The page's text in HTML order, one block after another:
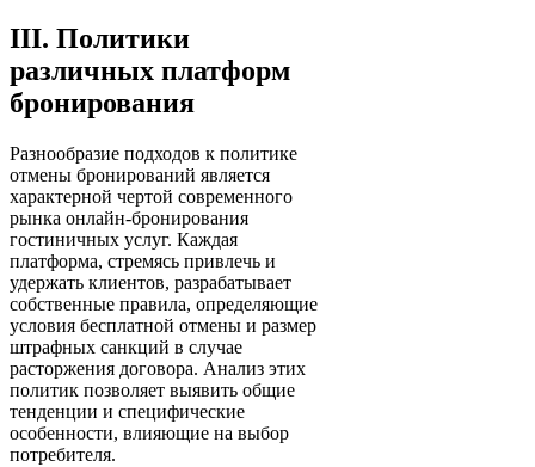
III. Политики
различных платформ
бронирования
Разнообразие подходов к политике
отмены бронирований является
характерной чертой современного
рынка онлайн-бронирования
гостиничных услуг. Каждая
платформа, стремясь привлечь и
удержать клиентов, разрабатывает
собственные правила, определяющие
условия бесплатной отмены и размер
штрафных санкций в случае
расторжения договора. Анализ этих
политик позволяет выявить общие
тенденции и специфические
особенности, влияющие на выбор
потребителя.